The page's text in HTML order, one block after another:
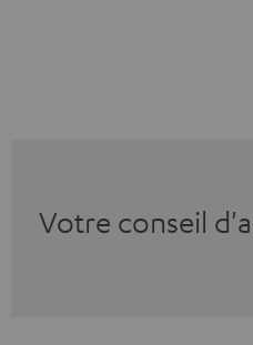
Votre conseil